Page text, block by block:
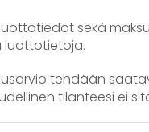
sekä
luottotietoja.
tehdään
tilanteesi ei